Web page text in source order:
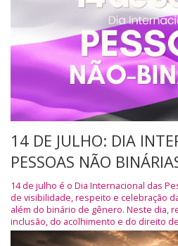
14 DE JULHO: DIA
PESSOAS NÃO
14 de julho é o Dia Internacional das
de visibilidade, respeito e celebração
além do binário de gênero. Neste dia,
inclusão, do acolhimento e do direito